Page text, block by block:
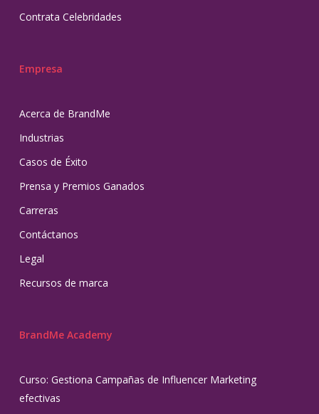
Contrata Celebridades
Empresa
Acerca de BrandMe
Industrias
Casos de Éxito
Prensa y Premios Ganados
Carreras
Contáctanos
Legal
Recursos de marca
BrandMe Academy
Curso: Gestiona Campañas de Influencer Marketing
efectivas